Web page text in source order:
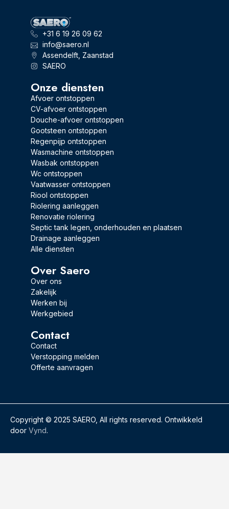
+31 6 19 26 09 62
info@saero.nl
Assendelft, Zaanstad
SAERO
Onze diensten
Afvoer ontstoppen
CV-afvoer ontstoppen
Douche-afvoer ontstoppen
Gootsteen ontstoppen
Regenpijp ontstoppen
Wasmachine ontstoppen
Wasbak ontstoppen
Wc ontstoppen
Vaatwasser ontstoppen
Riool ontstoppen
Riolering aanleggen
Renovatie riolering
Septic tank legen, onderhouden en plaatsen
Drainage aanleggen
Alle diensten
Over Saero
Over ons
Zakelijk
Werken bij
Werkgebied
Contact
Contact
Verstopping melden
Offerte aanvragen
Copyright © 2025 SAERO, All rights reserved. Ontwikkeld
door Vynd.